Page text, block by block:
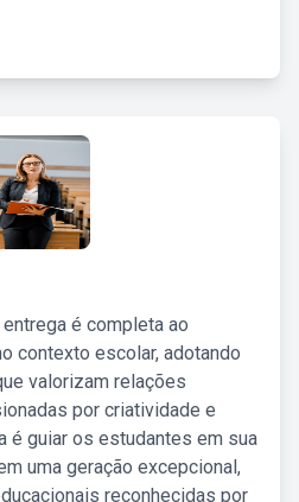
é completa ao
contexto escolar, adotando
valorizam relações
por criatividade e
é guiar os estudantes em sua
uma geração excepcional,
reconhecidas por